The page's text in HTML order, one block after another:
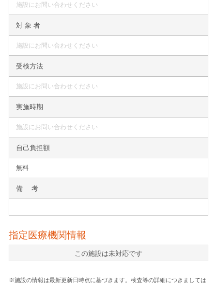
施設にお問い合わせください
対 象 者
施設にお問い合わせください
受検方法
施設にお問い合わせください
実施時期
施設にお問い合わせください
自己負担額
無料
備 考
指定医療機関情報
この施設は未対応です
※施設の情報は最新更新日時点に基づきます。検査等の詳細につきましては